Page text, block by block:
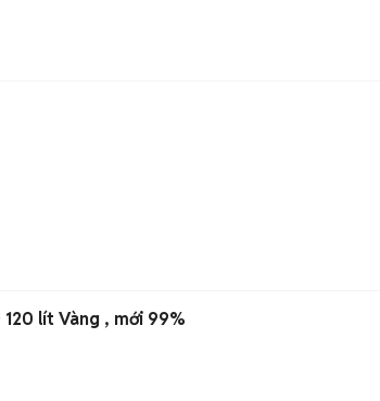
120 lít Vàng , mới 99%